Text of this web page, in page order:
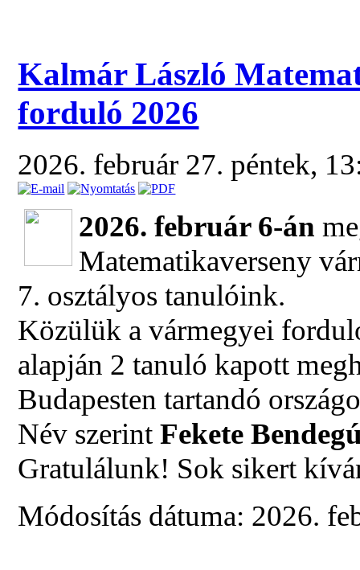
Kalmár László
forduló 2026
2026. február 27. péntek,
2026. február 6-án
Matematikaverseny
7. osztályos tanulóink.
Közülük a vármegyei
alapján 2 tanuló kapott
Budapesten tartandó
Név szerintFekete
Gratulálunk! Sok sikert
Módosítás dátuma: 2026.